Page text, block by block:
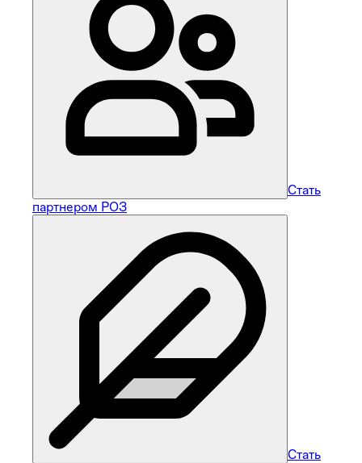
Стать
партнером РОЗ
Стать